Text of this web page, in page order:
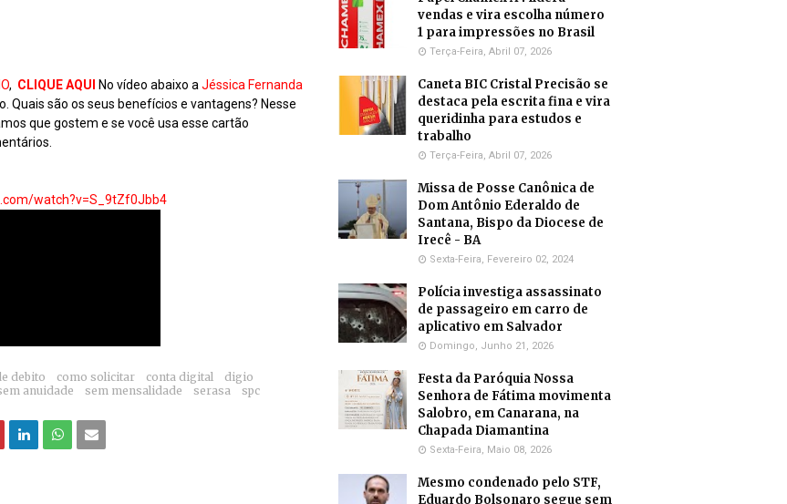
, CLIQUE AQUI No vídeo abaixo a Jéssica Fernanda
Quais são os seus benefícios e vantagens? Nesse
que gostem e se você usa esse cartão
watch?v=S_9tZf0Jbb4
debito como solicitar conta digital
digio
anuidade sem mensalidade serasa spc
vendas e vira escolha número
1 para impressões no Brasil
Terça-Feira, Abril 07, 2026
Caneta BIC Cristal Precisão se
destaca pela escrita fina e vira
queridinha para estudos e
trabalho
Terça-Feira, Abril 07, 2026
Missa de Posse Canônica de
Dom Antônio Ederaldo de
Santana, Bispo da Diocese de
Irecê - BA
Sexta-Feira, Fevereiro 02, 2024
Polícia investiga assassinato
de passageiro em carro de
aplicativo em Salvador
Domingo, Junho 21, 2026
Festa da Paróquia Nossa
Senhora de Fátima movimenta
Salobro, em Canarana, na
Chapada Diamantina
Sexta-Feira, Maio 08, 2026
Mesmo condenado pelo STF,
Eduardo Bolsonaro segue sem